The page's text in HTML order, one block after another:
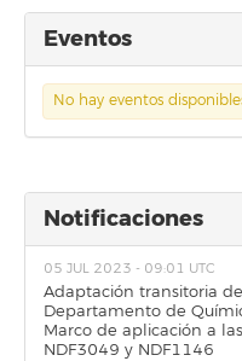
Eventos
No hay eventos
Notificaciones
05 JUL 2023 - 09:01 UTC
Adaptación transitoria
Departamento de
Marco de aplicación a
NDF3049 y NDF1146